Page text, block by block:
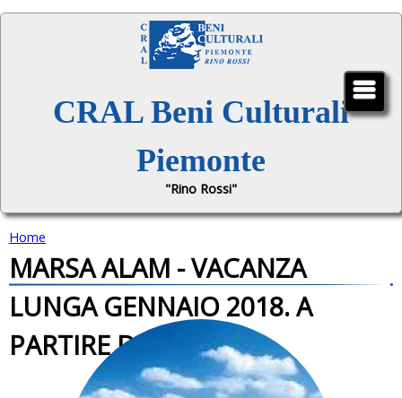
Jump to navigation
CRAL Beni Culturali
Piemonte
"Rino Rossi"
T
u
s
Home
MARSA ALAM - VACANZA
LUNGA GENNAIO 2018. A
PARTIRE DA 1170 €